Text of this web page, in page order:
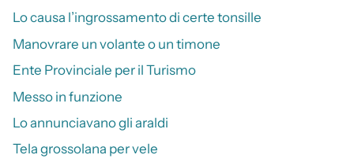
Lo causa l’ingrossamento di certe tonsille
Manovrare un volante o un timone
Ente Provinciale per il Turismo
Messo in funzione
Lo annunciavano gli araldi
Tela grossolana per vele